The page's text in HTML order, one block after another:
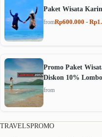
Paket Wisata
fromRp600.000 -
Promo Paket
Diskon 10%
from
TRAVELSPROMO